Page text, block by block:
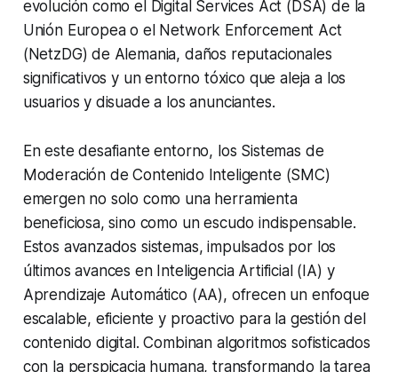
evolución como el Digital Services Act (DSA) de la
Unión Europea o el Network Enforcement Act
(NetzDG) de Alemania, daños reputacionales
significativos y un entorno tóxico que aleja a los
usuarios y disuade a los anunciantes.
En este desafiante entorno, los Sistemas de
Moderación de Contenido Inteligente (SMC)
emergen no solo como una herramienta
beneficiosa, sino como un escudo indispensable.
Estos avanzados sistemas, impulsados por los
últimos avances en Inteligencia Artificial (IA) y
Aprendizaje Automático (AA), ofrecen un enfoque
escalable, eficiente y proactivo para la gestión del
contenido digital. Combinan algoritmos sofisticados
con la perspicacia humana, transformando la tarea